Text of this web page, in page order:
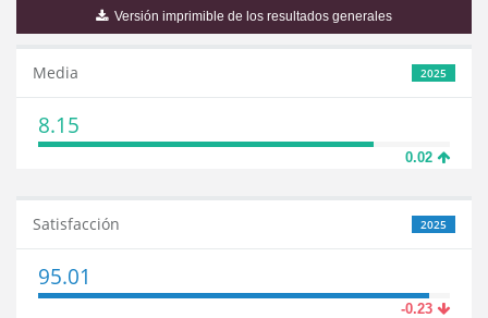
Versión imprimible de los resultados generales
2025
Media
8.15
0.02
2025
Satisfacción
95.01
-0.23